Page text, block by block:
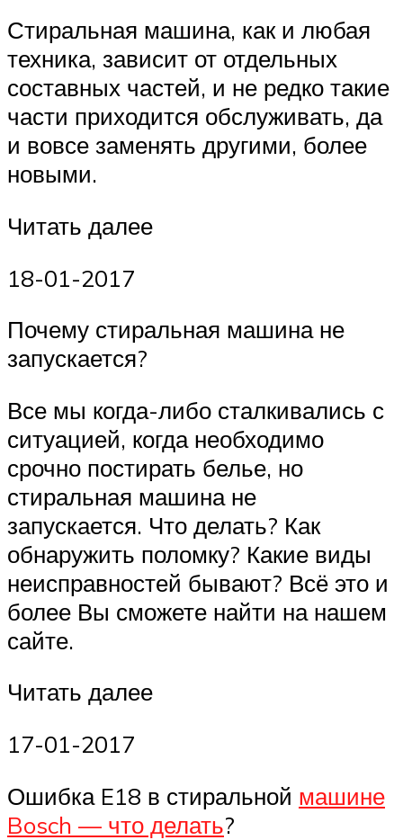
Стиральная машина, как и любая
техника, зависит от отдельных
составных частей, и не редко такие
части приходится обслуживать, да
и вовсе заменять другими, более
новыми.
Читать далее
18-01-2017
Почему стиральная машина не
запускается?
Все мы когда-либо сталкивались с
ситуацией, когда необходимо
срочно постирать белье, но
стиральная машина не
запускается. Что делать? Как
обнаружить поломку? Какие виды
неисправностей бывают? Всё это и
более Вы сможете найти на нашем
сайте.
Читать далее
17-01-2017
Ошибка E18 в стиральной машине
Bosch — что делать?